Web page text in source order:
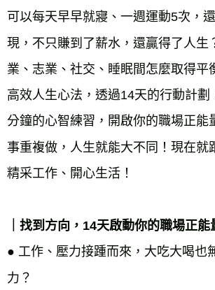
可以每天早早就寢、一週運動5次，
現，不只賺到了薪水，還贏得了人生
業、志業、社交、睡眠間怎麼取得平
高效人生心法，透過14天的行動計劃
分鐘的心智練習，開啟你的職場正能
事重複做，人生就能大不同！現在就
精采工作、開心生活！
｜找到方向，14天啟動你的職場正能
● 工作、壓力接踵而來，大吃大喝也
力？